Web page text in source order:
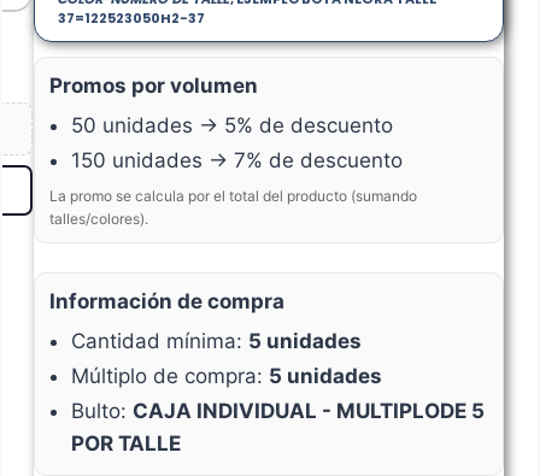
37=122523050H2-37
Promos por volumen
50 unidades → 5% de descuento
150 unidades → 7% de descuento
La promo se calcula por el total del producto (sumando
talles/colores).
Información de compra
Cantidad mínima: 5 unidades
Múltiplo de compra: 5 unidades
Bulto: CAJA INDIVIDUAL - MULTIPLODE 5
POR TALLE